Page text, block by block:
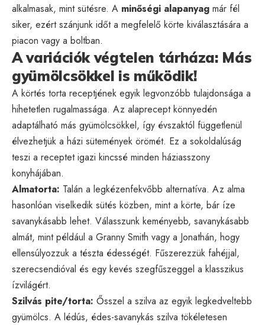
alkalmasak, mint sütésre. A minőségi alapanyag már fél
siker, ezért szánjunk időt a megfelelő körte kiválasztására a
piacon vagy a boltban.
A variációk végtelen tárháza: Más
gyümölcsökkel is működik!
A körtés torta receptjének egyik legvonzóbb tulajdonsága a
hihetetlen rugalmassága. Az alaprecept könnyedén
adaptálható más gyümölcsökkel, így évszaktól függetlenül
élvezhetjük a házi sütemények örömét. Ez a sokoldalúság
teszi a receptet igazi kincssé minden háziasszony
konyhájában.
Almatorta: Talán a legkézenfekvőbb alternatíva. Az alma
hasonlóan viselkedik sütés közben, mint a körte, bár íze
savanykásabb lehet. Válasszunk keményebb, savanykásabb
almát, mint például a Granny Smith vagy a Jonathán, hogy
ellensúlyozzuk a tészta édességét. Fűszerezzük fahéjjal,
szerecsendióval és egy kevés szegfűszeggel a klasszikus
ízvilágért.
Szilvás pite/torta: Ősszel a szilva az egyik legkedveltebb
gyümölcs. A lédús, édes-savanykás szilva tökéletesen